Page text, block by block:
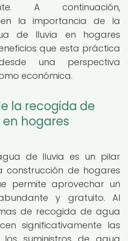
A continuación,
en la importancia de la
de lluvia en hogares
que esta práctica
una perspectiva
económica.
la recogida de
hogares
de lluvia es un pilar
construcción de hogares
permite aprovechar un
y gratuito. Al
de recogida de agua
significativamente las